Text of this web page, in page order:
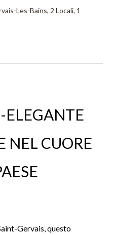
Les-Bains, 2 Locali, 1
ELEGANTE
NEL CUORE
Gervais, questo